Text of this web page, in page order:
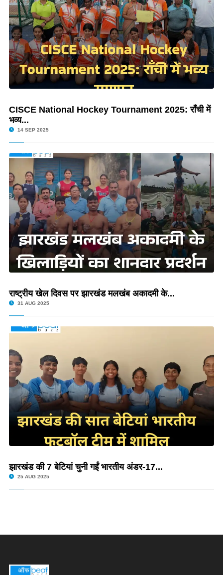
CISCE National Hockey Tournament 2025: राँची में
भव्य...
14 SEP 2025
राष्ट्रीय खेल दिवस पर झारखंड मलखंब अकादमी के...
31 AUG 2025
झारखंड की 7 बेटियां चुनी गईं भारतीय अंडर-17...
25 AUG 2025